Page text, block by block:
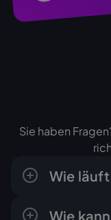
Sie haben
Wie läuft
Wie